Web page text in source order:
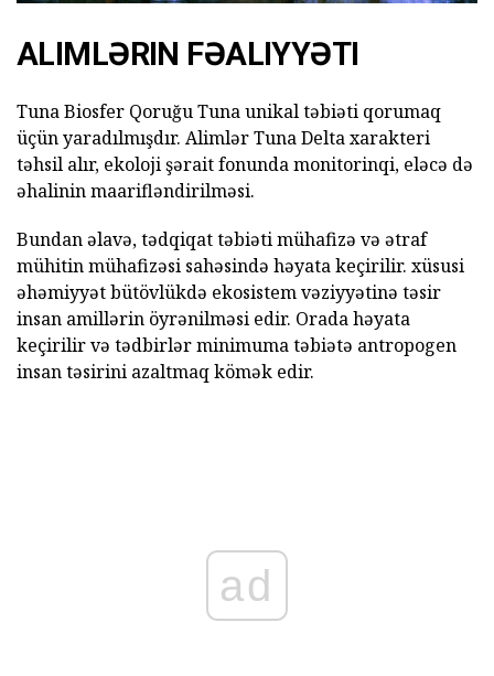
ALIMLƏRIN FƏALIYYƏTI
Tuna Biosfer Qoruğu Tuna unikal təbiəti qorumaq
üçün yaradılmışdır. Alimlər Tuna Delta xarakteri
təhsil alır, ekoloji şərait fonunda monitorinqi, eləcə də
əhalinin maarifləndirilməsi.
Bundan əlavə, tədqiqat təbiəti mühafizə və ətraf
mühitin mühafizəsi sahəsində həyata keçirilir. xüsusi
əhəmiyyət bütövlükdə ekosistem vəziyyətinə təsir
insan amillərin öyrənilməsi edir. Orada həyata
keçirilir və tədbirlər minimuma təbiətə antropogen
insan təsirini azaltmaq kömək edir.
ad